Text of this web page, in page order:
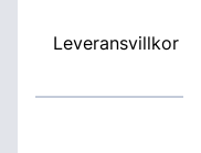
Leveransvillkor